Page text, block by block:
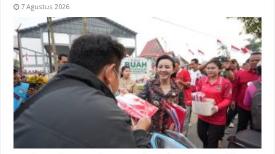
7 Agustus 2026